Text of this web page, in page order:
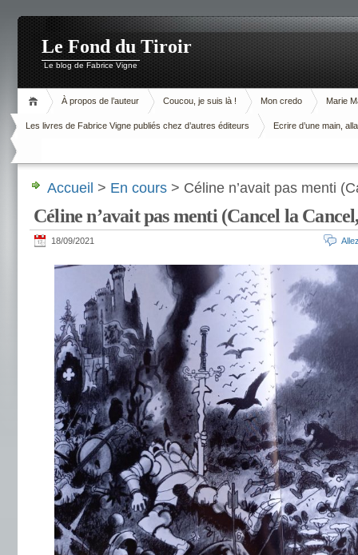
Le Fond du Tiroir
Le blog de Fabrice Vigne
À propos de l’auteur Coucou, je suis là ! Mon credo Marie
Les livres de Fabrice Vigne publiés chez d’autres éditeurs Ecrire d’une main,
Accueil > En cours > Céline n’avait pas menti
Céline n’avait pas menti (Cancel la
18/09/2021